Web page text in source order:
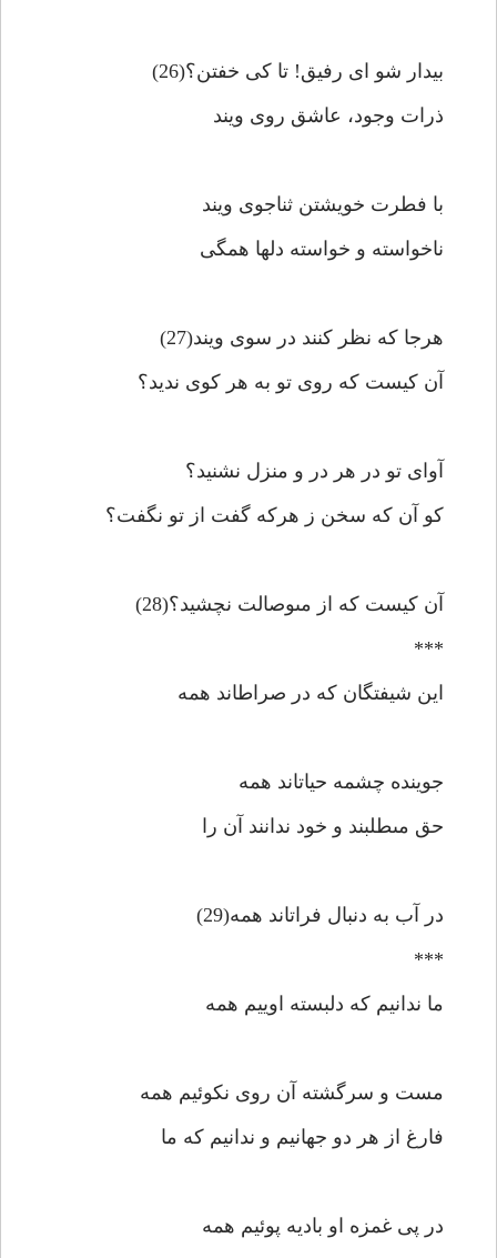
بيدار شو اى رفيق! تا كى خفتن؟(26)
ذرات وجود، عاشق روى ويند
با فطرت خويشتن ثناجوى ويند
ناخواسته و خواسته دلها همگى‏
هرجا كه نظر كنند در سوى ويند(27)
آن كيست كه روى تو به هر كوى نديد؟
آواى تو در هر در و منزل نشنيد؟
كو آن كه سخن ز هركه گفت از تو نگفت؟
آن كيست كه از مى‏وصالت نچشيد؟(28)
***
اين شيفتگان كه در صراطاند همه‏
جوينده چشمه حيات‏اند همه‏
حق مى‏طلبند و خود ندانند آن را
در آب به دنبال فرات‏اند همه(29)
***
ما ندانيم كه دلبسته اوييم همه‏
مست و سرگشته آن روى نكوئيم همه‏
فارغ از هر دو جهانيم و ندانيم كه ما
در پى غمزه او باديه پوئيم همه‏